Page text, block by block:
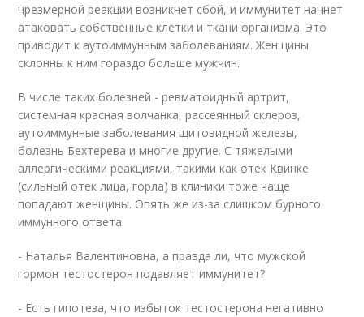
чрезмерной реакции возникнет сбой, и иммунитет начнет
атаковать собственные клетки и ткани организма. Это
приводит к аутоиммунным заболеваниям. Женщины
склонны к ним гораздо больше мужчин.
В числе таких болезней - ревматоидный артрит,
системная красная волчанка, рассеянный склероз,
аутоиммунные заболевания щитовидной железы,
болезнь Бехтерева и многие другие. С тяжелыми
аллергическими реакциями, такими как отек Квинке
(сильный отек лица, горла) в клиники тоже чаще
попадают женщины. Опять же из-за слишком бурного
иммунного ответа.
- Наталья Валентиновна, а правда ли, что мужской
гормон тестостерон подавляет иммунитет?
- Есть гипотеза, что избыток тестостерона негативно